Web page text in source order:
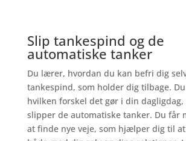
Slip tankespind og de
automatiske tanker
Du lærer, hvordan du kan befri dig
tankespind, som holder dig tilbage.
hvilken forskel det gør i din dagligdag,
slipper de automatiske tanker. Du får
at finde nye veje, som hjælper dig til